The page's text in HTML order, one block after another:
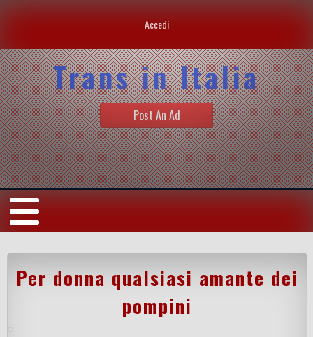
Accedi
Trans in Italia
Post An Ad
Per donna qualsiasi amante dei
pompini